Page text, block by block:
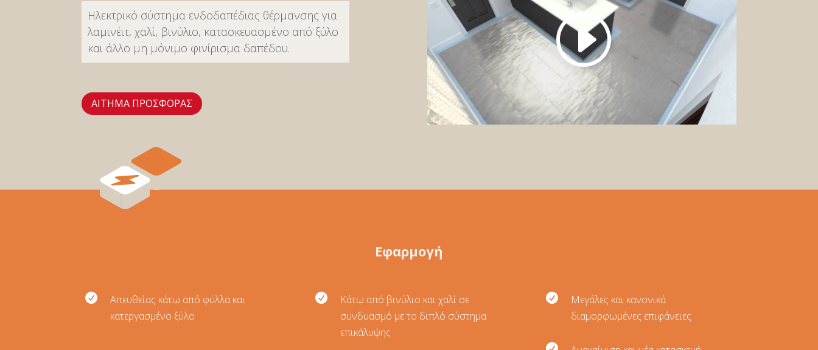
Ηλεκτρικό σύστημα ενδοδαπέδιας θέρμανσης για
λαμινέιτ, χαλί, βινύλιο, κατασκευασμένο από ξύλο
και άλλο μη μόνιμο φινίρισμα δαπέδου.
ΑIΤΗΜΑ ΠΡΟΣΦΟΡAΣ
Εφαρμογή

Απευθείας κάτω από φύλλα και
κατεργασμένο ξύλο

Κάτω από βινύλιο και χαλί σε
συνδυασμό με το διπλό σύστημα
επικάλυψης

Μεγάλες και κανονικά
διαμορφωμένες επιφάνειες